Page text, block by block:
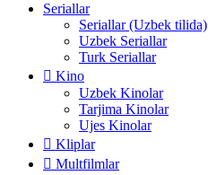
Seriallar
Seriallar (Uzbek tilida)
Uzbek Seriallar
Turk Seriallar
Kino
Uzbek Kinolar
Tarjima Kinolar
Ujes Kinolar
Kliplar
Multfilmlar